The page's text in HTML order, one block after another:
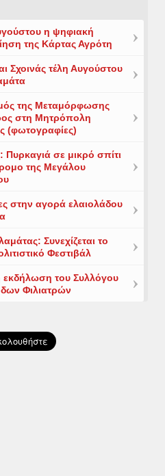
η ψηφιακή
της Κάρτας Αγρότη
Σχοινάς τέλη Αυγούστου
της Μεταμόρφωσης
στη Μητρόπολη
(φωτογραφίες)
Πυρκαγιά σε μικρό σπίτι
της Μεγάλου
στην αγορά ελαιολάδου
Συνεχίζεται το
Φεστιβάλ
εκδήλωση του Συλλόγου
Φιλιατρών